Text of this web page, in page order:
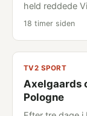
held reddede
18 timer siden
TV2 SPORT
Axelgaards
Pologne